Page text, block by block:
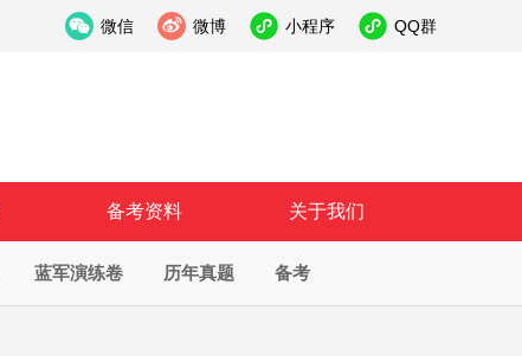
微信 微博 小程序 QQ群
备考资料 关于我们
蓝军演练卷 历年真题 备考